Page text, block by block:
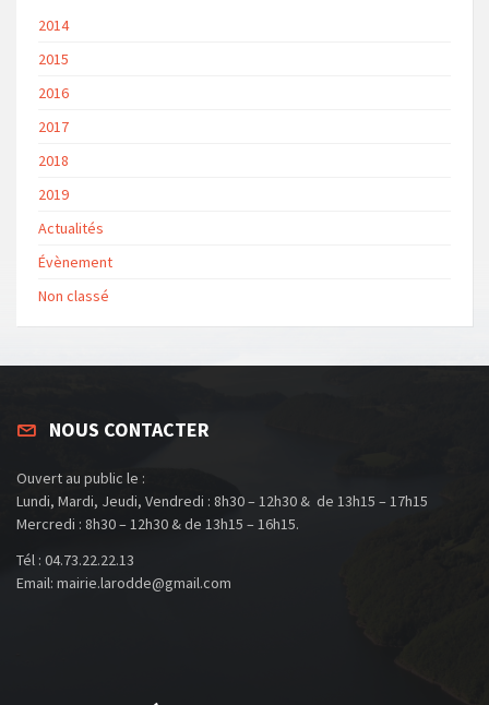
2014
2015
2016
2017
2018
2019
Actualités
Évènement
Non classé
NOUS CONTACTER
Ouvert au public le :
Lundi, Mardi, Jeudi, Vendredi : 8h30 – 12h30 & de 13h15 – 17h15
Mercredi : 8h30 – 12h30 & de 13h15 – 16h15.
Tél : 04.73.22.22.13
Email: mairie.larodde@gmail.com